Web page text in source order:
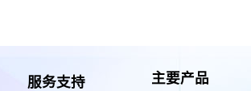
服务支持 主要产品